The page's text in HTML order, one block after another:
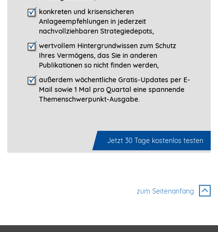
konkreten und krisensicheren
Anlageempfehlungen in jederzeit
nachvollziehbaren Strategiedepots,
wertvollem Hintergrundwissen zum Schutz
Ihres Vermögens, das Sie in anderen
Publikationen so nicht finden werden,
außerdem wöchentliche Gratis-Updates per E-
Mail sowie 1 Mal pro Quartal eine spannende
Themenschwerpunkt-­Ausgabe.
Jetzt 30 Tage kostenlos testen
zum Seitenanfang